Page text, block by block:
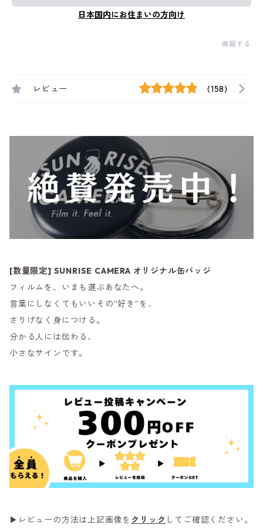
日本国内にお住まいの方向け
通報する
レビュー (158)
[数量限定] SUNRISE CAMERA オリジナル缶バッジ
フィルムを、いまも選ぶあなたへ。
言葉にしなくてもいいその“好き”を、
さりげなく身につける。
分かる人には伝わる、
小さなサインです。
▶レビューの方法は上記画像を クリック してご確認ください。